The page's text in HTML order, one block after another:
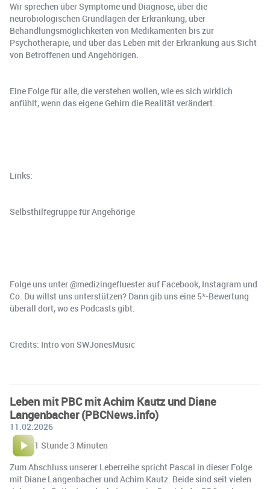
Wir sprechen über Symptome und Diagnose, über die
neurobiologischen Grundlagen der Erkrankung, über
Behandlungsmöglichkeiten von Medikamenten bis zur
Psychotherapie, und über das Leben mit der Erkrankung aus Sicht
von Betroffenen und Angehörigen.
Eine Folge für alle, die verstehen wollen, wie es sich wirklich
anfühlt, wenn das eigene Gehirn die Realität verändert.
Links:
Selbsthilfegruppe für Angehörige
Folge uns unter @medizingefluester auf Facebook, Instagram und
Co. Du willst uns unterstützen? Dann gib uns eine 5*-Bewertung
überall dort, wo es Podcasts gibt.
Credits: Intro von SWJonesMusic
Leben mit PBC mit Achim Kautz und Diane
Langenbacher (PBCNews.info)
11.02.2026
1 Stunde 3 Minuten
Zum Abschluss unserer Leberreihe spricht Pascal in dieser Folge
mit Diane Langenbacher und Achim Kautz. Beide sind seit vielen